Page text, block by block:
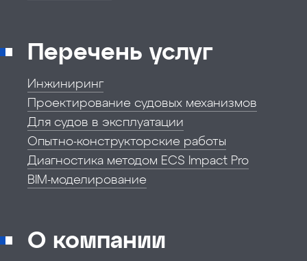
Перечень услуг
Инжиниринг
Проектирование судовых механизмов
Для судов в эксплуатации
Опытно-конструкторские работы
Диагностика методом ECS Impact Pro
BIM-моделирование
О компании